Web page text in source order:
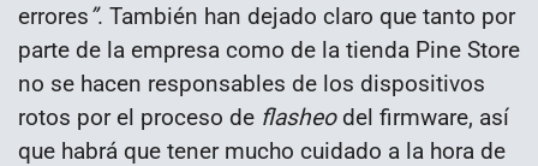
errores”. También han dejado claro que tanto por
parte de la empresa como de la tienda Pine Store
no se hacen responsables de los dispositivos
rotos por el proceso de flasheodel firmware, así
que habrá que tener mucho cuidado a la hora de